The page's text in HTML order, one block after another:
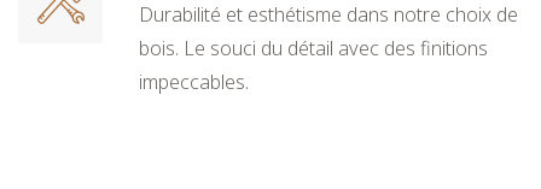
Durabilité et esthétisme dans notre choix de
bois. Le souci du détail avec des finitions
impeccables.